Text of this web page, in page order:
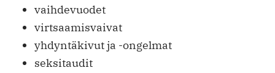
vaihdevuodet
virtsaamisvaivat
yhdyntäkivut ja -ongelmat
seksitaudit